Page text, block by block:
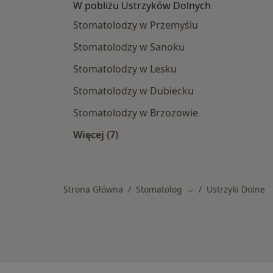
W pobliżu Ustrzyków Dolnych
Stomatolodzy w Przemyślu
Stomatolodzy w Sanoku
Stomatolodzy w Lesku
Stomatolodzy w Dubiecku
Stomatolodzy w Brzozowie
Więcej (7)
Strona Główna Stomatolog Zmień miasto
Ustrzyki Dolne